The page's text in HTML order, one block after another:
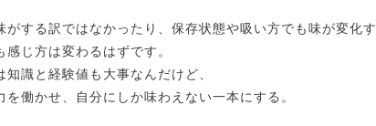
がする訳ではなかったり、保存状態や吸い方でも味が変化す
じ方は変わるはずです。
識と経験値も大事なんだけど、
働かせ、自分にしか味わえない一本にする。